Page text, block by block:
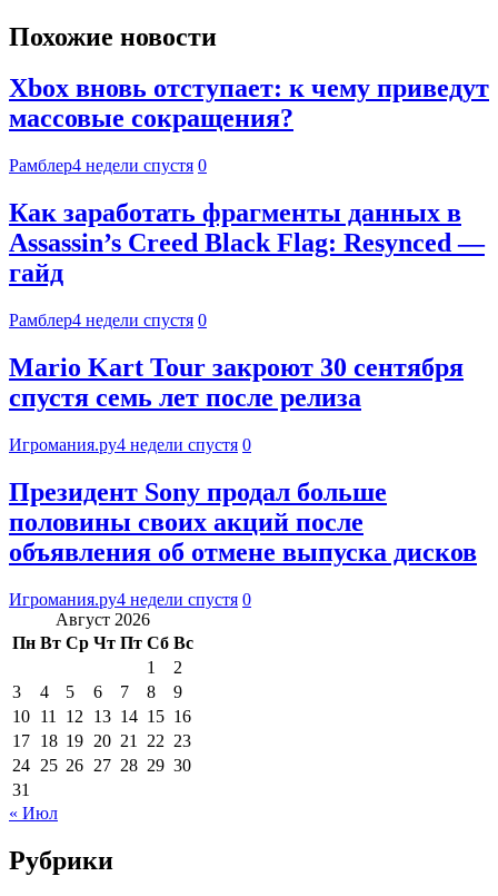
Похожие новости
Xbox вновь отступает: к чему приведут
массовые сокращения?
Рамблер4 недели спустя 0
Как заработать фрагменты данных в
Assassin’s Creed Black Flag: Resynced —
гайд
Рамблер4 недели спустя 0
Mario Kart Tour закроют 30 сентября
спустя семь лет после релиза
Игромания.ру4 недели спустя 0
Президент Sony продал больше
половины своих акций после
объявления об отмене выпуска дисков
Игромания.ру4 недели спустя 0
Август 2026
Пн Вт Ср Чт Пт Сб Вс
1
2
3
4 5 6 7 8
9
10 11 12 13 14 15 16
17 18 19 20 21 22 23
24 25 26 27 28 29 30
31
« Июл
Рубрики